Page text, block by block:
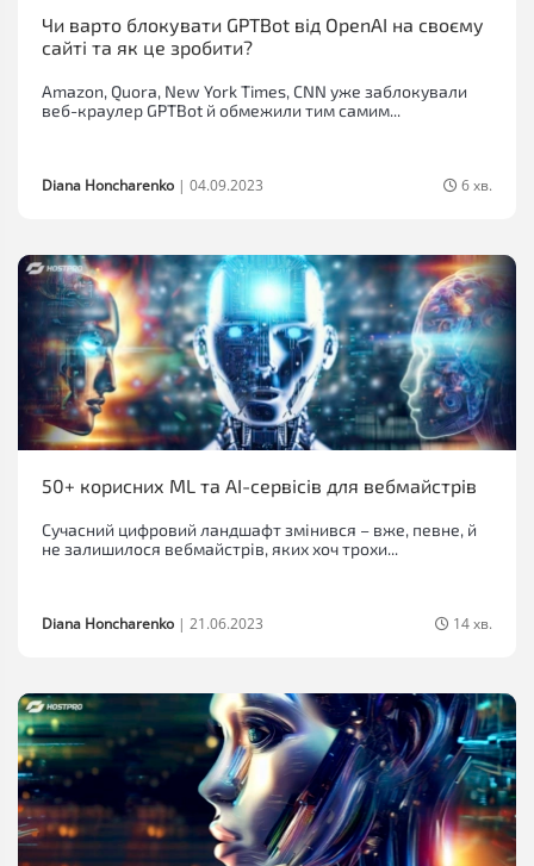
Чи варто блокувати GPTBot від OpenAI на своєму
сайті та як це зробити?
Amazon, Quora, New York Times, CNN уже заблокували
веб-краулер GPTBot й обмежили тим самим...
Diana Honcharenko | 04.09.2023 6 хв.
50+ корисних ML та AI-сервісів для вебмайстрів
Сучасний цифровий ландшафт змінився – вже, певне, й
не залишилося вебмайстрів, яких хоч трохи...
Diana Honcharenko | 21.06.2023 14 хв.